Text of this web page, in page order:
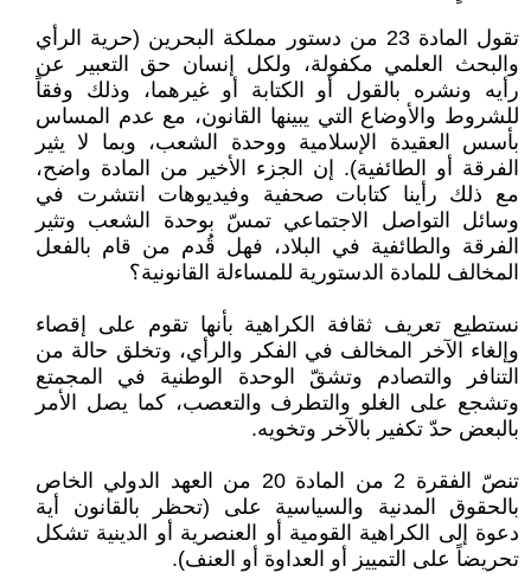
تقول المادة 23 من دستور مملكة البحرين (حرية الرأي
والبحث العلمي مكفولة، ولكل إنسان حق التعبير عن
رأيه ونشره بالقول أو الكتابة أو غيرهما، وذلك وفقاً
للشروط والأوضاع التي يبينها القانون، مع عدم المساس
بأسس العقيدة الإسلامية ووحدة الشعب، وبما لا يثير
الفرقة أو الطائفية). إن الجزء الأخير من المادة واضح،
مع ذلك رأينا كتابات صحفية وفيديوهات انتشرت في
وسائل التواصل الاجتماعي تمسّ بوحدة الشعب وتثير
الفرقة والطائفية في البلاد، فهل قُدم من قام بالفعل
المخالف للمادة الدستورية للمساءلة القانونية؟
نستطيع تعريف ثقافة الكراهية بأنها تقوم على إقصاء
وإلغاء الآخر المخالف في الفكر والرأي، وتخلق حالة من
التنافر والتصادم وتشقّ الوحدة الوطنية في المجمتع
وتشجع على الغلو والتطرف والتعصب، كما يصل الأمر
بالبعض حدّ تكفير بالآخر وتخويه.
تنصّ الفقرة 2 من المادة 20 من العهد الدولي الخاص
بالحقوق المدنية والسياسية على (تحظر بالقانون أية
دعوة إلى الكراهية القومية أو العنصرية أو الدينية تشكل
تحريضاً على التمييز أو العداوة أو العنف).